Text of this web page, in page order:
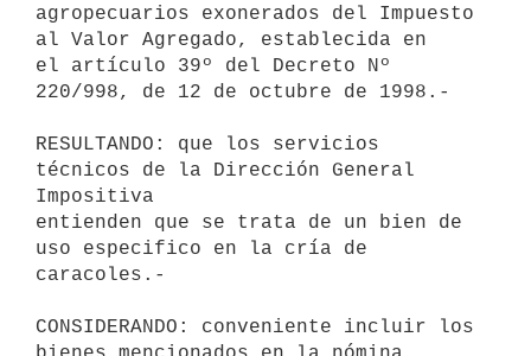
agropecuarios exonerados del Impuesto
al Valor Agregado, establecida en
el artículo 39º del Decreto Nº
220/998, de 12 de octubre de 1998.-
RESULTANDO: que los servicios
técnicos de la Dirección General
Impositiva
entienden que se trata de un bien de
uso especifico en la cría de
caracoles.-
CONSIDERANDO: conveniente incluir los